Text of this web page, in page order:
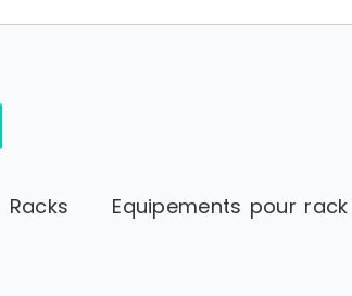
Racks Equipements pour